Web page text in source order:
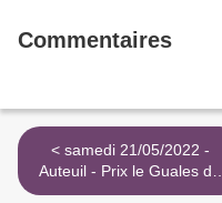
Commentaires
< samedi 21/05/2022 -
Auteuil - Prix le Guales de
Mezaubran